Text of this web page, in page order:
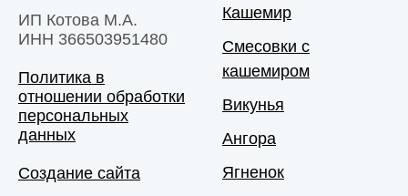
ИП Котова М.А.
ИНН 366503951480
Политика в
отношении обработки
персональных
данных
Создание сайта
Кашемир
Смесовки с
кашемиром
Викунья
Ангора
Ягненок